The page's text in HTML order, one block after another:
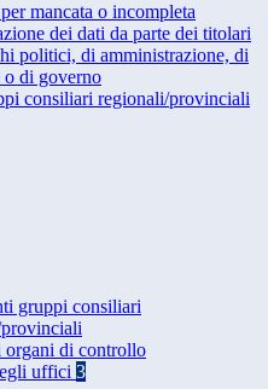
mancata o incompleta
dei dati da parte dei titolari
politici, di amministrazione, di
o di governo
consiliari regionali/provinciali
gruppi consiliari
organi di controllo
uffici 3